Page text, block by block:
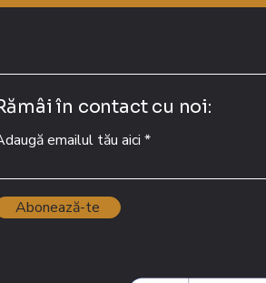
în contact cu noi:
emailul tău aici
Abonează-te